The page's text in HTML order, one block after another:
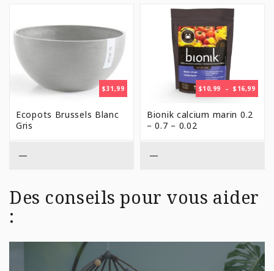
$31,99
Ecopots Brussels Blanc
Gris
—
$10,99 – $ 16,99
DE
Bionik calcium marin 0.2
– 0.7 – 0.02
—
Des conseils pour vous aider
: